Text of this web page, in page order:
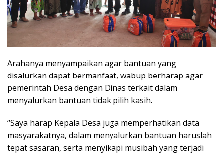
Arahanya menyampaikan agar bantuan yang
disalurkan dapat bermanfaat, wabup berharap agar
pemerintah Desa dengan Dinas terkait dalam
menyalurkan bantuan tidak pilih kasih.
“Saya harap Kepala Desa juga memperhatikan data
masyarakatnya, dalam menyalurkan bantuan haruslah
tepat sasaran, serta menyikapi musibah yang terjadi